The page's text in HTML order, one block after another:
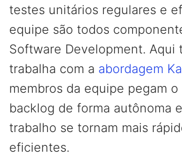
testes unitários regulares e
equipe são todos
Software Development. Aqui
trabalha com a abordagem
membros da equipe pegam
backlog de forma autônoma
trabalho se tornam mais
eficientes.